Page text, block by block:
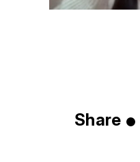
Share